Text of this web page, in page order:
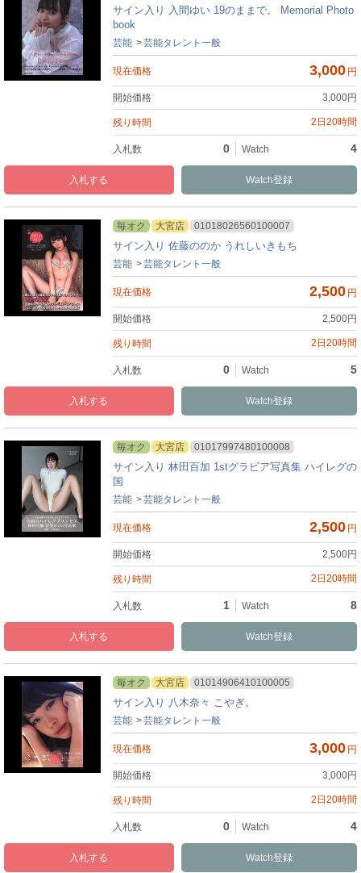
サイン入り 入間ゆい 19のままで。 Memorial Photo
book
Watch
入札
3,000 円
3,000円
0 4
2日20時間
芸能 芸能タレント一般
毎オク 大宮店 01018026560100007
サイン入り 佐藤ののか うれしいきもち
Watch
入札
2,500 円
2,500円
0 5
2日20時間
芸能 芸能タレント一般
毎オク 大宮店 01017997480100008
サイン入り 林田百加 1stグラビア写真集 ハイレグの
国
Watch
入札
2,500 円
2,500円
1 8
2日20時間
芸能 芸能タレント一般
毎オク 大宮店 01014906410100005
サイン入り 八木奈々 こやぎ。
Watch
入札
3,000 円
3,000円
0 4
2日20時間
芸能 芸能タレント一般